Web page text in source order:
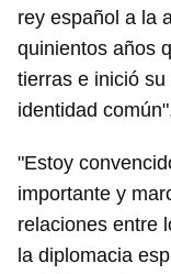
rey español a la
quinientos años
tierras e inició
identidad
"Estoy
importante y
relaciones entre
la diplomacia